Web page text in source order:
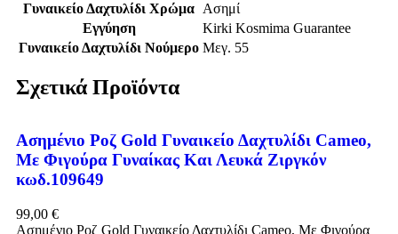
Γυναικείο Δαχτυλίδι Χρώμα Ασημί
Εγγύηση
Kirki Kosmima Guarantee
Γυναικείο Δαχτυλίδι Νούμερο Μεγ. 55
Σχετικά Προϊόντα
Ασημένιο Ροζ Gold Γυναικείο Δαχτυλίδι Cameo,
Με Φιγούρα Γυναίκας Και Λευκά Ζιργκόν
κωδ.109649
99,00 €
Ασημένιο Ροζ Gold Γυναικείο Δαχτυλίδι Cameo, Με Φιγούρα